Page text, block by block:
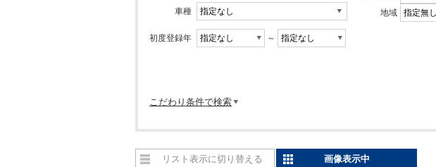
車種
初度登録年 ～
地域
こだわり条件で検索
リスト表示に切り替える 画像表示中